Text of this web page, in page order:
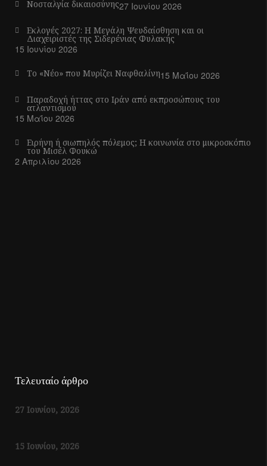
Νοσταλγία δικαιοσύνης27 Ιουνίου 2026
Εκλογές 2027: Η Μεγάλη Ψευδαίσθηση και οι
Διαχειριστές της Σιδερένιας Φυλακής
15 Ιουνίου 2026
Το «Νέο» που Μυρίζει Ναφθαλίνη15 Μαΐου 2026
Παραδοχή ήττας στο Ιράν από εκπροσώπους του
ατλαντισμού
15 Μαΐου 2026
Ειρήνη ή σιωπηλός πόλεμος; Η κοινωνία στο μικροσκόπιο
του Μισέλ Φουκώ
2 Απριλίου 2026
Τελευταίο άρθρο
27 Ιουνίου, 2026
15 Ιουνίου, 2026